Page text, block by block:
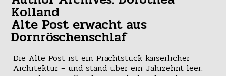
Kolland
Alte Post erwacht aus
Dornröschenschlaf
Die Alte Post ist ein Prachtstück kaiserlicher
Architektur – und stand über ein Jahrzehnt leer.